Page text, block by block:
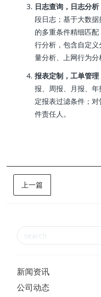
日志查询，日志分析
段日志；基于大数
的多重条件精细匹
行分析，包含自定
量分析、上网行为分
报表定制，工单管理
报、周报、月报、
定报表过滤条件；
件责任人。
上一篇
新闻资讯
公司动态